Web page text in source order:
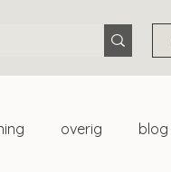
overig blog